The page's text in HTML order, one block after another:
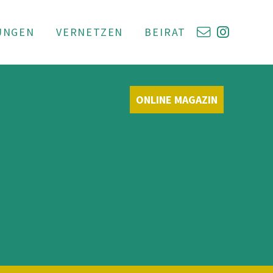
VERNETZEN BEIRAT
ONLINE MAGAZIN